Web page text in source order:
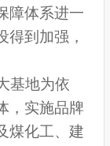
障体系进一
得到加强，
基地为依
，实施品牌
煤化工、建